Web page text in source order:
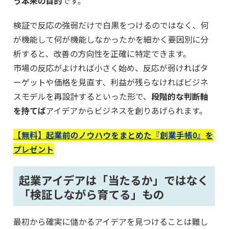
検証で反応の強弱だけで白黒をつけるのではなく、何
が機能して何が機能しなかったかを細かく要因別に分
析すると、改善の方向性を正確に特定できます。
市場の反応がよければ小さく始め、反応が弱ければタ
ーゲットや価格を見直す、利益が残らなければビジネ
スモデルを再設計するといった形で、 段階的な判断軸
を持てばアイデアからビジネスを創りあげられます。
【無料】起業前のノウハウをまとめた『創業手帳0』を
プレゼント
起業アイデアは「当たるか」ではなく
「検証しながら育てる」もの
最初から確実に儲かるアイデアを見つけることは難し